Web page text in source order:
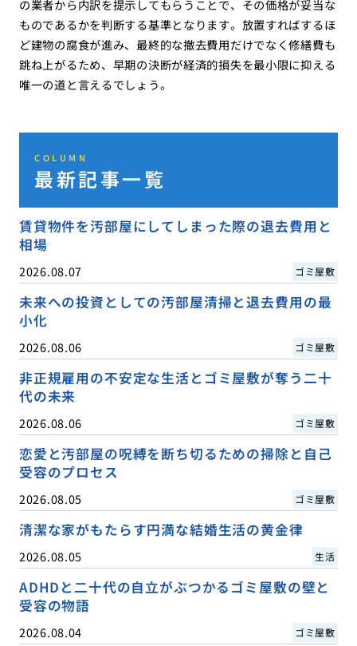
の業者から内訳を提示してもらうことで、その価格が妥当な
ものであるかを判断する基準となります。放置すればするほ
ど建物の腐食が進み、最終的な撤去費用だけでなく修繕費も
跳ね上がるため、早期の決断が経済的損失を最小限に抑える
唯一の道と言えるでしょう。
COLUMN
最新記事一覧
賃貸物件を汚部屋にしてしまった際の退去費用と
相場
2026.08.07 ゴミ屋敷
未来への投資としての汚部屋清掃と退去費用の最
小化
2026.08.06 ゴミ屋敷
非正規雇用の不安定な生活とゴミ屋敷が奪う二十
代の未来
2026.08.06 ゴミ屋敷
恋愛と汚部屋の呪縛を断ち切るための掃除と自己
受容のプロセス
2026.08.05 ゴミ屋敷
清潔な家がもたらす円満な結婚生活の黄金律
2026.08.05 生活
ADHDと二十代の自立がぶつかるゴミ屋敷の壁と
受容の物語
2026.08.04 ゴミ屋敷